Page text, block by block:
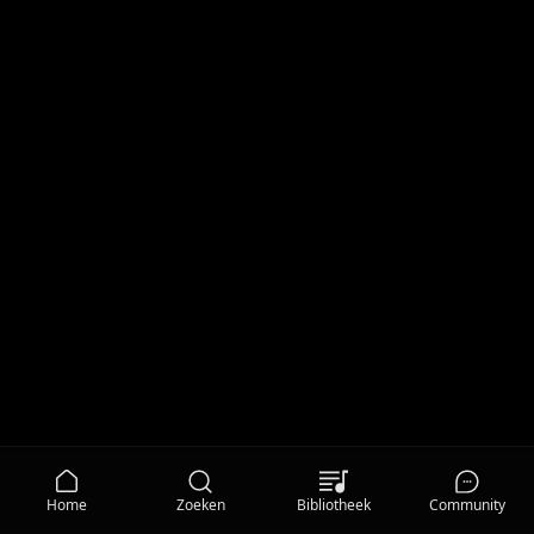
Home Zoeken Bibliotheek Community